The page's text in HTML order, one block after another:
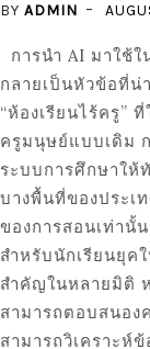
BY ADMIN
การนำ AI มาใช้ใ
กลายเป็นหัวข้อที่น่
“ห้องเรียนไร้ครู”
ครูมนุษย์แบบเดิม
ระบบการศึกษาใ
บางพื้นที่ของประ
ของการสอนเท่านั้
สำหรับนักเรียนยุ
สำคัญในหลายมิติ
สามารถตอบสนอง
สามารถวิเคราะห์